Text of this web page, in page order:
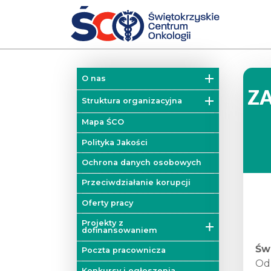
O nas
Misja
Historia
Władze
Struktura organizacyjna
Działy
Kliniki
Zakłady
Colorectal Cancer Unit
Blok operacyjny
Mobilna Pracownia Badań
Diagnostycznych
Poradnie
Mapa ŚCO
Polityka Jakości
Ochrona danych osobowych
Przeciwdziałanie korupcji
Oferty pracy
Projekty z
dofinansowaniem
Projekty unijne
Poczta pracownicza